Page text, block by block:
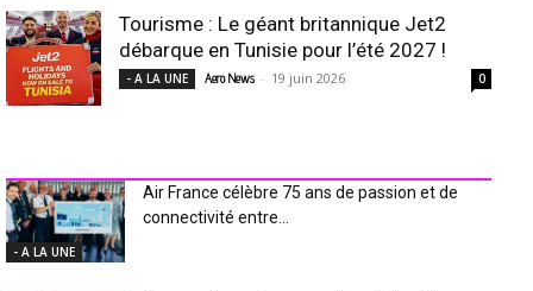
Tourisme : Le géant britannique Jet2
débarque en Tunisie pour l’été 2027 !
- A LA UNE Aero News - 19 juin 2026 0
- A LA UNE
Air France célèbre 75 ans de passion et de
connectivité entre...